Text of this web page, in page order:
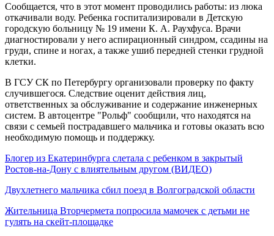
Сообщается, что в этот момент проводились работы: из люка
откачивали воду. Ребенка госпитализировали в Детскую
городскую больницу № 19 имени К. А. Раухфуса. Врачи
диагностировали у него аспирационный синдром, ссадины на
груди, спине и ногах, а также ушиб передней стенки грудной
клетки.
В ГСУ СК по Петербургу организовали проверку по факту
случившегося. Следствие оценит действия лиц,
ответственных за обслуживание и содержание инженерных
систем. В автоцентре "Рольф" сообщили, что находятся на
связи с семьей пострадавшего мальчика и готовы оказать всю
необходимую помощь и поддержку.
Блогер из Екатеринбурга слетала с ребенком в закрытый
Ростов-на-Дону с влиятельным другом (ВИДЕО)
Двухлетнего мальчика сбил поезд в Волгоградской области
Жительница Вторчермета попросила мамочек с детьми не
гулять на скейт-площадке